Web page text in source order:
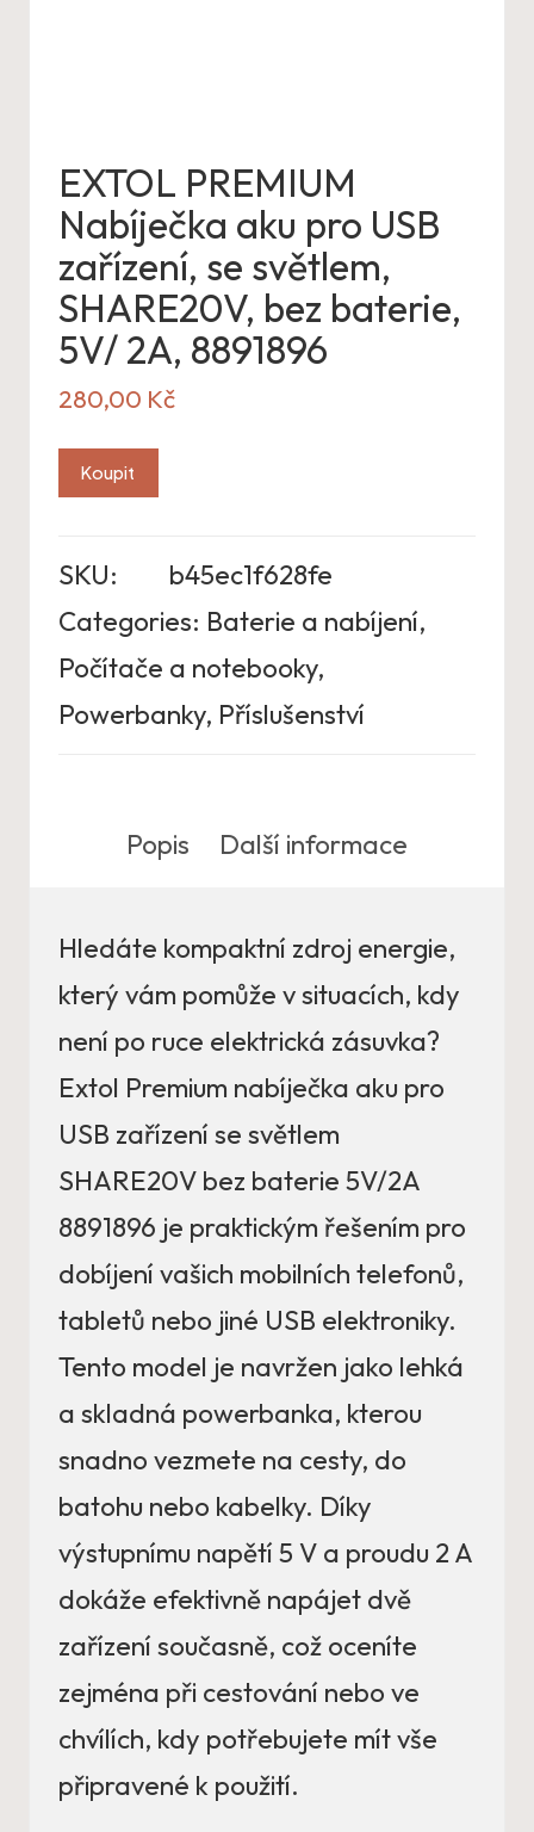
EXTOL PREMIUM
Nabíječka aku pro USB
zařízení, se světlem,
SHARE20V, bez baterie,
5V/ 2A, 8891896
280,00 Kč
Koupit
SKU:
b45ec1f628fe
Categories: Baterie a nabíjení,
Počítače a notebooky,
Powerbanky, Příslušenství
Popis Další informace
Hledáte kompaktní zdroj energie,
který vám pomůže v situacích, kdy
není po ruce elektrická zásuvka?
Extol Premium nabíječka aku pro
USB zařízení se světlem
SHARE20V bez baterie 5V/2A
8891896 je praktickým řešením pro
dobíjení vašich mobilních telefonů,
tabletů nebo jiné USB elektroniky.
Tento model je navržen jako lehká
a skladná powerbanka, kterou
snadno vezmete na cesty, do
batohu nebo kabelky. Díky
výstupnímu napětí 5 V a proudu 2 A
dokáže efektivně napájet dvě
zařízení současně, což oceníte
zejména při cestování nebo ve
chvílích, kdy potřebujete mít vše
připravené k použití.